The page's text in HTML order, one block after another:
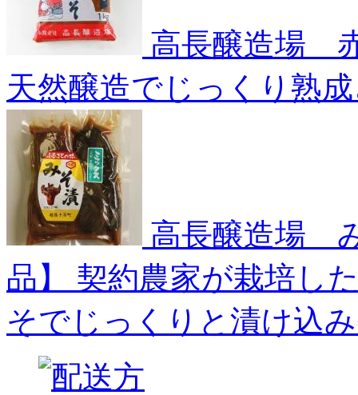
高長醸造場
天然醸造でじっくり熟
高長醸造場
品】
契約農家が栽培し
そでじっくりと漬け込